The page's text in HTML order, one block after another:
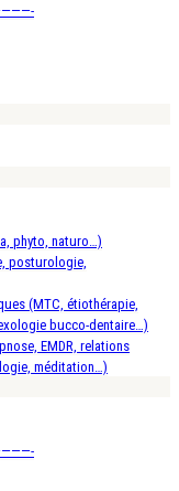
phyto, naturo…)
posturologie,
(MTC, étiothérapie,
bucco-dentaire…)
EMDR, relations
méditation…)